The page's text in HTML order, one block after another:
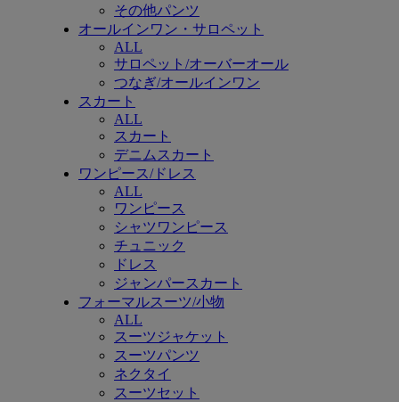
その他パンツ
オールインワン・サロペット
ALL
サロペット/オーバーオール
つなぎ/オールインワン
スカート
ALL
スカート
デニムスカート
ワンピース/ドレス
ALL
ワンピース
シャツワンピース
チュニック
ドレス
ジャンパースカート
フォーマルスーツ/小物
ALL
スーツジャケット
スーツパンツ
ネクタイ
スーツセット